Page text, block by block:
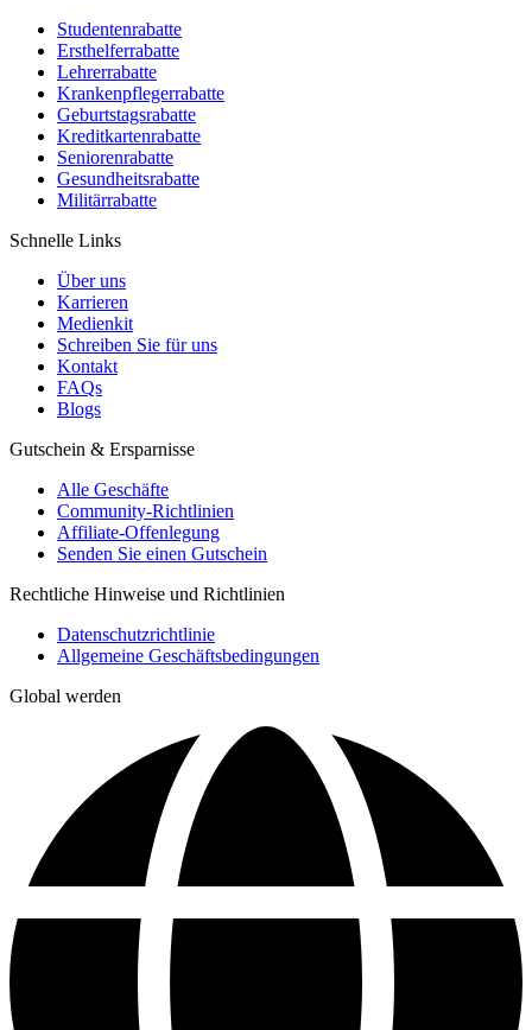
Studentenrabatte
Ersthelferrabatte
Lehrerrabatte
Krankenpflegerrabatte
Geburtstagsrabatte
Kreditkartenrabatte
Seniorenrabatte
Gesundheitsrabatte
Militärrabatte
Schnelle Links
Über uns
Karrieren
Medienkit
Schreiben Sie für uns
Kontakt
FAQs
Blogs
Gutschein & Ersparnisse
Alle Geschäfte
Community-Richtlinien
Affiliate-Offenlegung
Senden Sie einen Gutschein
Rechtliche Hinweise und Richtlinien
Datenschutzrichtlinie
Allgemeine Geschäftsbedingungen
Global werden